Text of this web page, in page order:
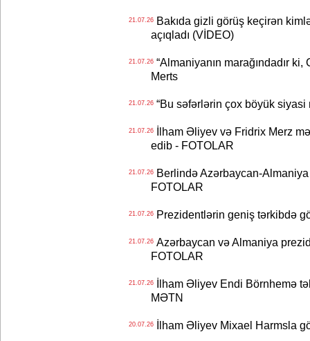
21.07.26Bakıda gizli görüş keçirən
açıqladı (VİDEO)
21.07.26“Almaniyanın marağındadır
Merts
21.07.26“Bu səfərlərin çox böyük siyasi
21.07.26İlham Əliyev və Fridrix Merz
edib - FOTOLAR
21.07.26Berlində Azərbaycan-Almaniya
FOTOLAR
21.07.26Prezidentlərin geniş tərkibdə
21.07.26Azərbaycan və Almaniya
FOTOLAR
21.07.26İlham Əliyev Endi Börnhemə
MƏTN
20.07.26İlham Əliyev Mixael Harmsla